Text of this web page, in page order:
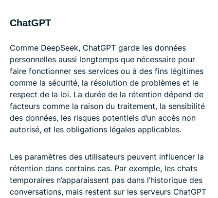
ChatGPT
Comme DeepSeek, ChatGPT garde les données
personnelles aussi longtemps que nécessaire pour
faire fonctionner ses services ou à des fins légitimes
comme la sécurité, la résolution de problèmes et le
respect de la loi. La durée de la rétention dépend de
facteurs comme la raison du traitement, la sensibilité
des données, les risques potentiels d’un accès non
autorisé, et les obligations légales applicables.
Les paramètres des utilisateurs peuvent influencer la
rétention dans certains cas. Par exemple, les chats
temporaires n’apparaissent pas dans l’historique des
conversations, mais restent sur les serveurs ChatGPT